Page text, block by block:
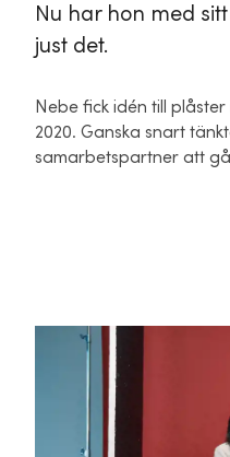
Nu har hon med
just det.
Nebe fick idén till
2020. Ganska snart
samarbetspartner att